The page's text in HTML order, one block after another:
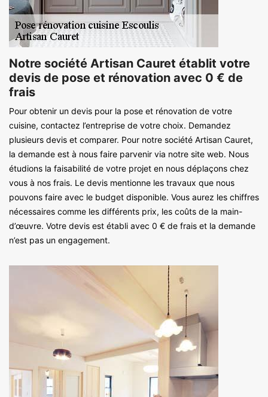
Notre société Artisan Cauret établit votre
devis de pose et rénovation avec 0 € de
frais
Pour obtenir un devis pour la pose et rénovation de votre
cuisine, contactez l’entreprise de votre choix. Demandez
plusieurs devis et comparer. Pour notre société Artisan Cauret,
la demande est à nous faire parvenir via notre site web. Nous
étudions la faisabilité de votre projet en nous déplaçons chez
vous à nos frais. Le devis mentionne les travaux que nous
pouvons faire avec le budget disponible. Vous aurez les chiffres
nécessaires comme les différents prix, les coûts de la main-
d’œuvre. Votre devis est établi avec 0 € de frais et la demande
n’est pas un engagement.